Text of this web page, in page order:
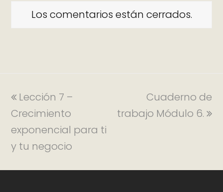
Los comentarios están cerrados.
Lección 7 –
Crecimiento
exponencial para ti
y tu negocio
Cuaderno de
trabajo Módulo 6.